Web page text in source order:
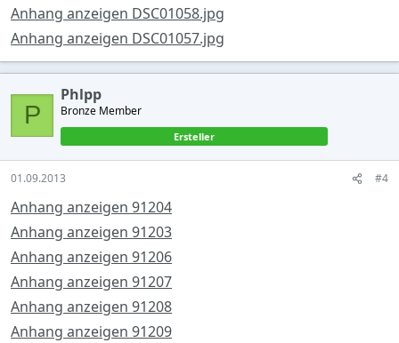
Anhang anzeigen DSC01058.jpg
Anhang anzeigen DSC01057.jpg
P
Phlpp
Bronze Member
Ersteller
01.09.2013 #4
Anhang anzeigen 91204
Anhang anzeigen 91203
Anhang anzeigen 91206
Anhang anzeigen 91207
Anhang anzeigen 91208
Anhang anzeigen 91209